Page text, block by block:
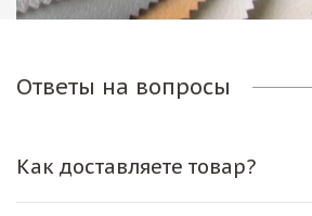
Ответы на вопросы
Как доставляете товар?